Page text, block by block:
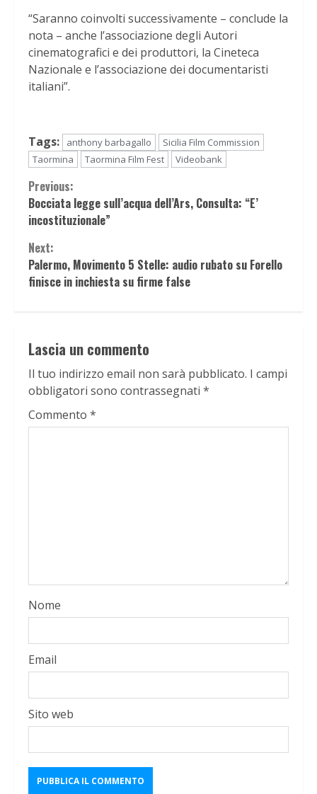
“Saranno coinvolti successivamente – conclude la
nota – anche l’associazione degli Autori
cinematografici e dei produttori, la Cineteca
Nazionale e l’associazione dei documentaristi
italiani”.
Tags: anthony barbagallo
Sicilia Film Commission
Taormina
Taormina Film Fest Videobank
Continue
Reading
Previous:
Bocciata legge sull’acqua dell’Ars, Consulta: “E’
incostituzionale”
Next:
Palermo, Movimento 5 Stelle: audio rubato su Forello
finisce in inchiesta su firme false
Lascia un commento
Il tuo indirizzo email non sarà pubblicato. I campi
obbligatori sono contrassegnati *
Commento *
Nome
Email
Sito web